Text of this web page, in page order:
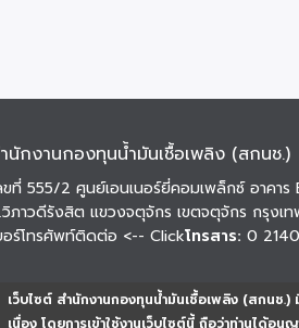
เว็บไซต์ สำนักงานกองทุนน้ำมันเชื้อเพลิง (สกนช.)
เนื่อง โดยการเข้าใช้งานเว็บไซต์นี้ ถือว่าท่านได้
นักงานกองทุนน้ำมันเชื้อเพลิง (สกนช.)
ขที่ 555/2 ศูนย์เอนเนอร์ยี่คอมเพล็กซ์ อาคาร
ภาวดีรังสิต แขวงจตุจักร เขตจตุจักร กรุงเ
อร์โทรศัพท์ติดต่อ <-- Clickโทรสาร: 0